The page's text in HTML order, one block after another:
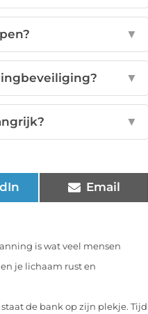
▼
▼
▼
Email
is wat veel mensen
je lichaam rust en
de bank op zijn plekje. Tijd